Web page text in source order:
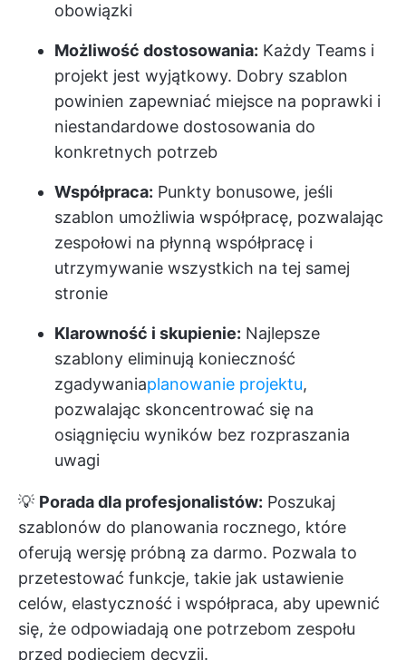
obowiązki
Możliwość dostosowania: Każdy Teams i
projekt jest wyjątkowy. Dobry szablon
powinien zapewniać miejsce na poprawki i
niestandardowe dostosowania do
konkretnych potrzeb
Współpraca: Punkty bonusowe, jeśli
szablon umożliwia współpracę, pozwalając
zespołowi na płynną współpracę i
utrzymywanie wszystkich na tej samej
stronie
Klarowność i skupienie: Najlepsze
szablony eliminują konieczność
zgadywaniaplanowanie projektu,
pozwalając skoncentrować się na
osiągnięciu wyników bez rozpraszania
uwagi
💡 Porada dla profesjonalistów: Poszukaj
szablonów do planowania rocznego, które
oferują wersję próbną za darmo. Pozwala to
przetestować funkcje, takie jak ustawienie
celów, elastyczność i współpraca, aby upewnić
się, że odpowiadają one potrzebom zespołu
przed podjęciem decyzji.